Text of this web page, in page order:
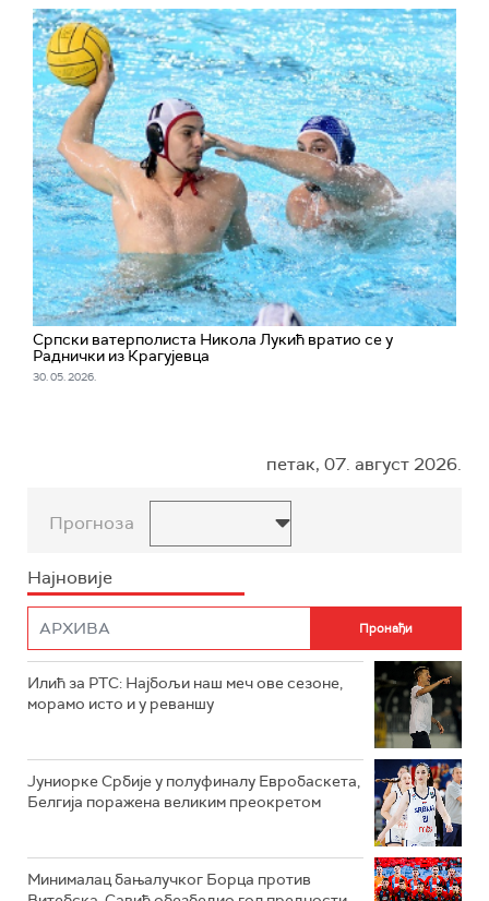
Српски ватерполиста Никола Лукић вратио се у
Раднички из Крагујевца
30. 05. 2026.
петак, 07. август 2026.
Прогноза
Најновије
Илић за РТС: Најбољи наш меч ове сезоне,
морамо исто и у реваншу
Јуниорке Србије у полуфиналу Евробаскета,
Белгија поражена великим преокретом
Минималац бањалучког Борца против